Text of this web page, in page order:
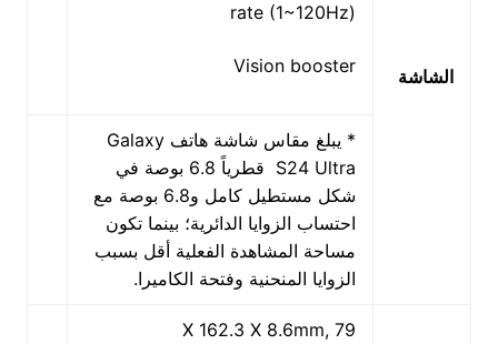
الشاشة
rate (1~120Hz)
Vision booster
* يبلغ مقاس شاشة هاتف Galaxy
S24 Ultra قطرياً 6.8 بوصة في
شكل مستطيل كامل و6.8 بوصة مع
احتساب الزوايا الدائرية؛ بينما تكون
مساحة المشاهدة الفعلية أقل بسبب
الزوايا المنحنية وفتحة الكاميرا.
79 X 162.3 X 8.6mm,